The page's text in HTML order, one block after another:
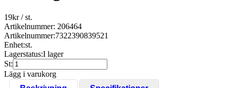
19kr/ st.
Artikelnummer: 206464
Artikelnummer:7322390839521
Enhet:st.
Lagerstatus:I lager
St:
Lägg i varukorg